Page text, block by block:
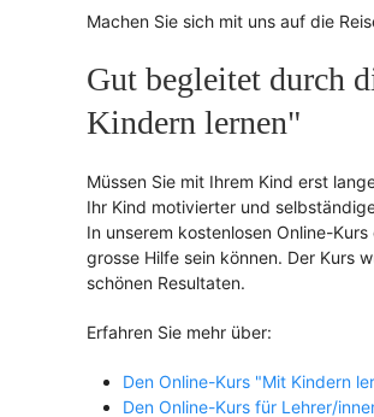
Machen Sie sich mit uns auf die
Gut begleitet durch
Kindern lernen"
Müssen Sie mit Ihrem Kind erst
Ihr Kind motivierter und
In unserem kostenlosen Online-
grosse Hilfe sein können. Der Kurs
schönen Resultaten.
Erfahren Sie mehr über:
Den Online-Kurs "Mit Kindern
Den Online-Kurs für Lehrer/